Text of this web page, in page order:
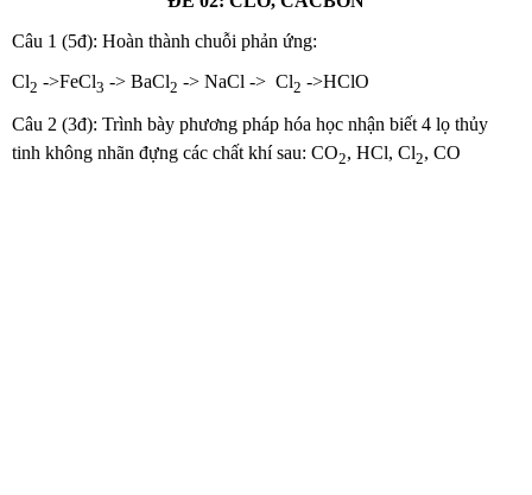
Câu 1 (5đ): Hoàn thành chuỗi phản ứng:
Cl2 ->FeCl3 -> BaCl2 -> NaCl -> Cl2 ->HClO
Câu 2 (3đ): Trình bày phương pháp hóa học nhận biết 4 lọ thủy
tinh không nhãn đựng các chất khí sau: CO2, HCl, Cl2, CO